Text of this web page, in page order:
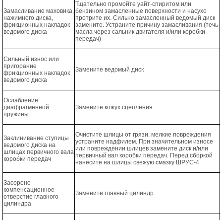
Замасливание маховика,
нажимного диска,
фрикционных накладок
ведомого диска
Тщательно промойте уайт-спиритом или
бензином замасленные поверхности и насухо
протрите их. Сильно замасленный ведомый диск
замените. Устраните причину замасливания (течь
масла через сальник двигателя и/или коробки
передач)
Сильный износ или
пригорание
фрикционных накладок
ведомого диска
Замените ведомый диск
Ослабление
диафрагменной
пружины
Замените кожух сцепления
Заклинивание ступицы
ведомого диска на
шлицах первичного вала
коробки передач
Очистите шлицы от грязи, мелкие повреждения
устраните надфилем. При значительном износе
или повреждении шлицев замените диск и/или
первичный вал коробки передач. Перед сборкой
нанесите на шлицы свежую смазку ШРУС-4
Засорено
компенсационное
отверстие главного
цилиндра
Замените главный цилиндр